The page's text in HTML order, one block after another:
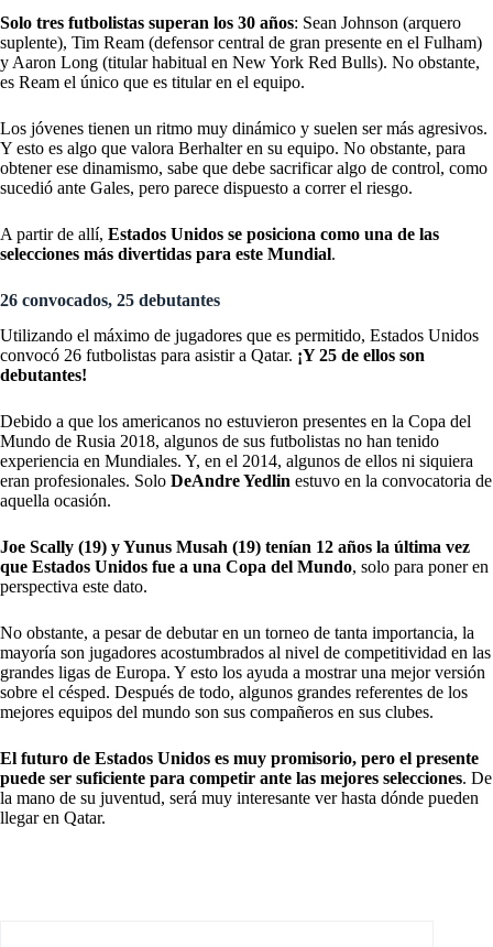
Solo tres futbolistas superan los 30 años: Sean Johnson (arquero
suplente), Tim Ream (defensor central de gran presente en el Fulham)
y Aaron Long (titular habitual en New York Red Bulls). No obstante,
es Ream el único que es titular en el equipo.
Los jóvenes tienen un ritmo muy dinámico y suelen ser más agresivos.
Y esto es algo que valora Berhalter en su equipo. No obstante, para
obtener ese dinamismo, sabe que debe sacrificar algo de control, como
sucedió ante Gales, pero parece dispuesto a correr el riesgo.
A partir de allí, Estados Unidos se posiciona como una de las
selecciones más divertidas para este Mundial.
26 convocados, 25 debutantes
Utilizando el máximo de jugadores que es permitido, Estados Unidos
convocó 26 futbolistas para asistir a Qatar. ¡Y 25 de ellos son
debutantes!
Debido a que los americanos no estuvieron presentes en la Copa del
Mundo de Rusia 2018, algunos de sus futbolistas no han tenido
experiencia en Mundiales. Y, en el 2014, algunos de ellos ni siquiera
eran profesionales. Solo DeAndre Yedlin estuvo en la convocatoria de
aquella ocasión.
Joe Scally (19) y Yunus Musah (19) tenían 12 años la última vez
que Estados Unidos fue a una Copa del Mundo, solo para poner en
perspectiva este dato.
No obstante, a pesar de debutar en un torneo de tanta importancia, la
mayoría son jugadores acostumbrados al nivel de competitividad en las
grandes ligas de Europa. Y esto los ayuda a mostrar una mejor versión
sobre el césped. Después de todo, algunos grandes referentes de los
mejores equipos del mundo son sus compañeros en sus clubes.
El futuro de Estados Unidos es muy promisorio, pero el presente
puede ser suficiente para competir ante las mejores selecciones. De
la mano de su juventud, será muy interesante ver hasta dónde pueden
llegar en Qatar.